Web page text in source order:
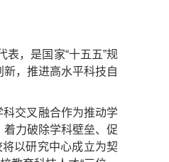
，是国家“十五五”规
，推进高水平科技自
交叉融合作为推动学
力破除学科壁垒、促
以研究中心成立为契